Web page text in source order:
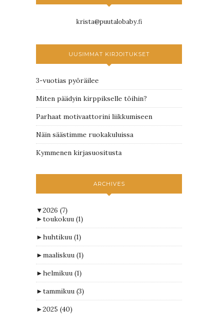
krista@puutalobaby.fi
UUSIMMAT KIRJOITUKSET
3-vuotias pyöräilee
Miten päädyin kirppikselle töihin?
Parhaat motivaattorini liikkumiseen
Näin säästimme ruokakuluissa
Kymmenen kirjasuositusta
ARCHIVES
▼2026 (7)
►toukokuu (1)
►huhtikuu (1)
►maaliskuu (1)
►helmikuu (1)
►tammikuu (3)
►2025 (40)